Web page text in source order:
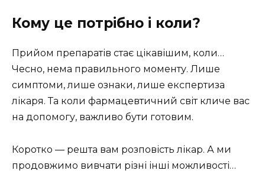
Кому це потрібно і коли?
Прийом препаратів стає цікавішим, коли…
Чесно, нема правильного моменту. Лише
симптоми, лише ознаки, лише експертиза
лікаря. Та коли фармацевтичний світ кличе вас
на допомогу, важливо бути готовим.
Коротко — решта вам розповість лікар. А ми
продовжимо вивчати різні інші можливості…